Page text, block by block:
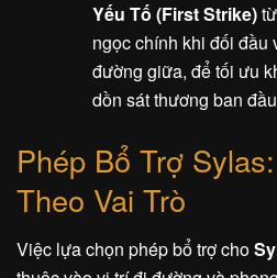
Yếu Tố (First Strike)từ
ngọc chính khi đối đầu
đường giữa, để tối ưu
dồn sát thương ban
Phép Bổ Trợ
Theo Vai Trò
Việc lựa chọn phép bổ trợ cho